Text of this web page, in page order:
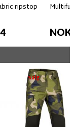
ripstop
NOK
Salg